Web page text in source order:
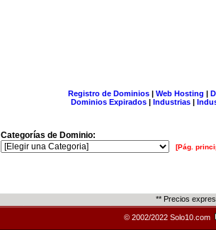
Registro de Dominios| Web Hosting |
Dominios Expirados | Industrias |
Categorías de Dominio:
[Pág.
** Precios
© 2002/2022 Solo10.com